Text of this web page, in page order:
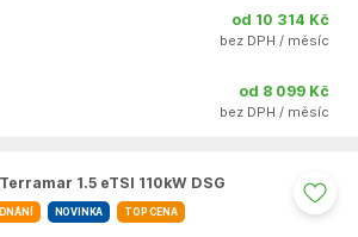
od 10 314 Kč
bez DPH / měsíc
od 8 099 Kč
bez DPH / měsíc
1.5 eTSI 110kW DSG
NOVINKA TOP CENA